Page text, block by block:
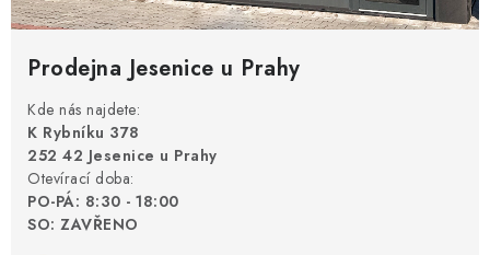
Prodejna Jesenice u Prahy
Kde nás najdete:
K Rybníku 378
252 42 Jesenice u Prahy
Otevírací doba:
PO-PÁ: 8:30 - 18:00
SO: ZAVŘENO